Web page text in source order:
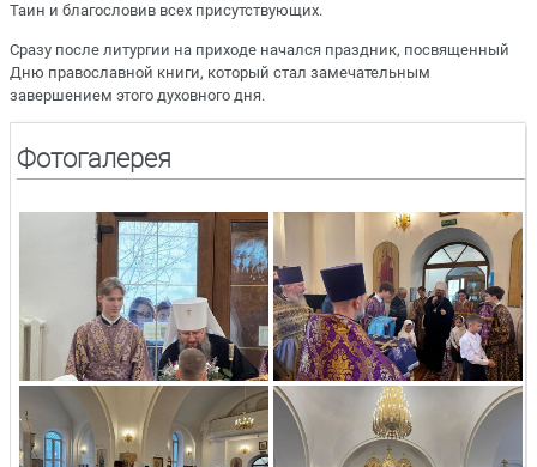
Таин и благословив всех присутствующих.
Сразу после литургии на приходе начался праздник, посвященный
Дню православной книги, который стал замечательным
завершением этого духовного дня.
Фотогалерея